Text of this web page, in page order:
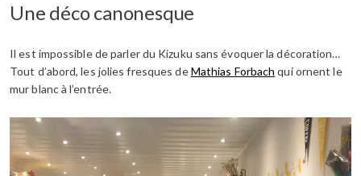
Une déco canonesque
Il est impossible de parler du Kizuku sans évoquer la décoration…
Tout d’abord, les jolies fresques deMathias Forbach qui ornent le
mur blanc à l’entrée.